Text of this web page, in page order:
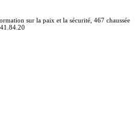
sur la paix et la sécurité, 467 chaussée